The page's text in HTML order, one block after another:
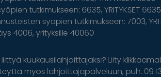
tutkimukseen: 6635, YRITYKSET
syöpien tutkimukseen: 7003,
4006, yrityksille 40060
kuukausilahjoittajaksi? Liity
myös lahjoittajapalveluun, puh. 09